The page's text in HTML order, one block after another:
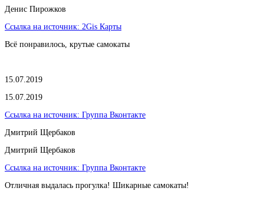
​Денис Пирожков
Ссылка на источник: 2Gis Карты
Всё понравилось, крутые самокаты
15.07.2019
15.07.2019
Ссылка на источник: Группа Вконтакте
Дмитрий Щербаков
Дмитрий Щербаков
Ссылка на источник: Группа Вконтакте
Отличная выдалась прогулка! Шикарные самокаты!